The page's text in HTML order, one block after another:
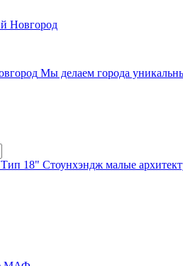
Новгород
Мы делаем города